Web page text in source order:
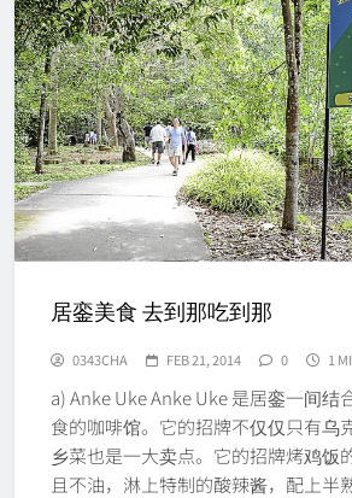
居銮美食 去到那吃到那
0343CHA FEB 21, 2014 0 1
a) Anke Uke Anke Uke 是居銮一间结
食的咖啡馆。它的招牌不仅仅只有乌
乡菜也是一大卖点。它的招牌烤鸡饭
且不油，淋上特制的酸辣酱，配上半